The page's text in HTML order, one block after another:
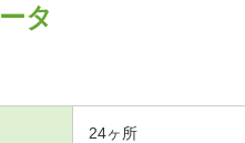
タ
24ヶ所